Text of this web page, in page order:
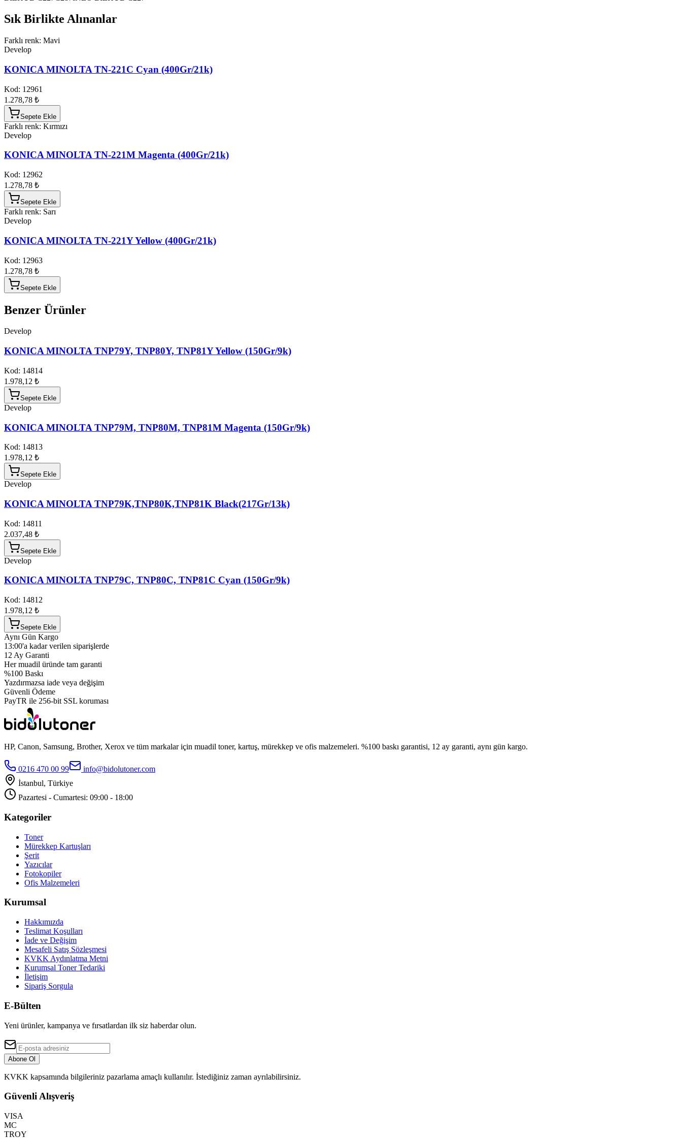
Sık Birlikte Alınanlar
Farklı renk: Mavi
Develop
KONICA MINOLTA TN-221C Cyan (400Gr/21k)
Kod: 12961
1.278,78 ₺
Sepete Ekle
Farklı renk: Kırmızı
Develop
KONICA MINOLTA TN-221M Magenta (400Gr/21k)
Kod: 12962
1.278,78 ₺
Sepete Ekle
Farklı renk: Sarı
Develop
KONICA MINOLTA TN-221Y Yellow (400Gr/21k)
Kod: 12963
1.278,78 ₺
Sepete Ekle
Benzer Ürünler
Develop
KONICA MINOLTA TNP79Y, TNP80Y, TNP81Y Yellow (150Gr/9k)
Kod: 14814
1.978,12 ₺
Sepete Ekle
Develop
KONICA MINOLTA TNP79M, TNP80M, TNP81M Magenta (150Gr/9k)
Kod: 14813
1.978,12 ₺
Sepete Ekle
Develop
KONICA MINOLTA TNP79K,TNP80K,TNP81K Black(217Gr/13k)
Kod: 14811
2.037,48 ₺
Sepete Ekle
Develop
KONICA MINOLTA TNP79C, TNP80C, TNP81C Cyan (150Gr/9k)
Kod: 14812
1.978,12 ₺
Sepete Ekle
Aynı Gün Kargo
13:00'a kadar verilen siparişlerde
12 Ay Garanti
Her muadil üründe tam garanti
%100 Baskı
Yazdırmazsa iade veya değişim
Güvenli Ödeme
PayTR ile 256-bit SSL koruması
HP, Canon, Samsung, Brother, Xerox ve tüm markalar için muadil toner, kartuş, mürekkep ve ofis malzemeleri. %100 baskı garantisi, 12 ay garanti, aynı gün kargo.
0216 470 00 99
info@bidolutoner.com
İstanbul, Türkiye
Pazartesi - Cumartesi: 09:00 - 18:00
Kategoriler
Toner
Mürekkep Kartuşları
Şerit
Yazıcılar
Fotokopiler
Ofis Malzemeleri
Kurumsal
Hakkımızda
Teslimat Koşulları
İade ve Değişim
Mesafeli Satış Sözleşmesi
KVKK Aydınlatma Metni
Kurumsal Toner Tedariki
İletişim
Sipariş Sorgula
E-Bülten
Yeni ürünler, kampanya ve fırsatlardan ilk siz haberdar olun.
Abone Ol
KVKK kapsamında bilgileriniz pazarlama amaçlı kullanılır. İstediğiniz zaman ayrılabilirsiniz.
Güvenli Alışveriş
VISA
MC
TROY